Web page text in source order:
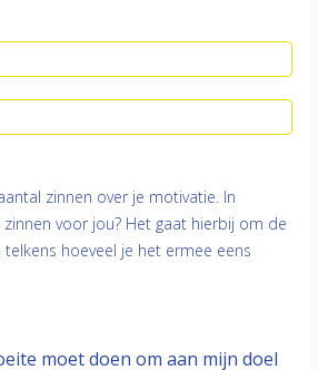
zinnen over je motivatie. In
voor jou? Het gaat hierbij om de
telkens hoeveel je het ermee eens
moet doen om aan mijn doel